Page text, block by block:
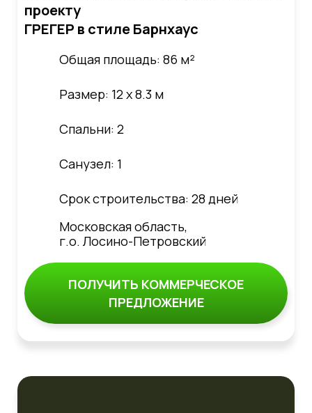
проекту
ГРЕГЕР в стиле Барнхаус
Общая площадь: 86 м²
Размер: 12 х 8.3 м
Спальни: 2
Санузел: 1
Срок строительства: 28 дней
Московская область,
г.о. Лосино-Петровский
ПОЛУЧИТЬ КОММЕРЧЕСКОЕ
ПРЕДЛОЖЕНИЕ